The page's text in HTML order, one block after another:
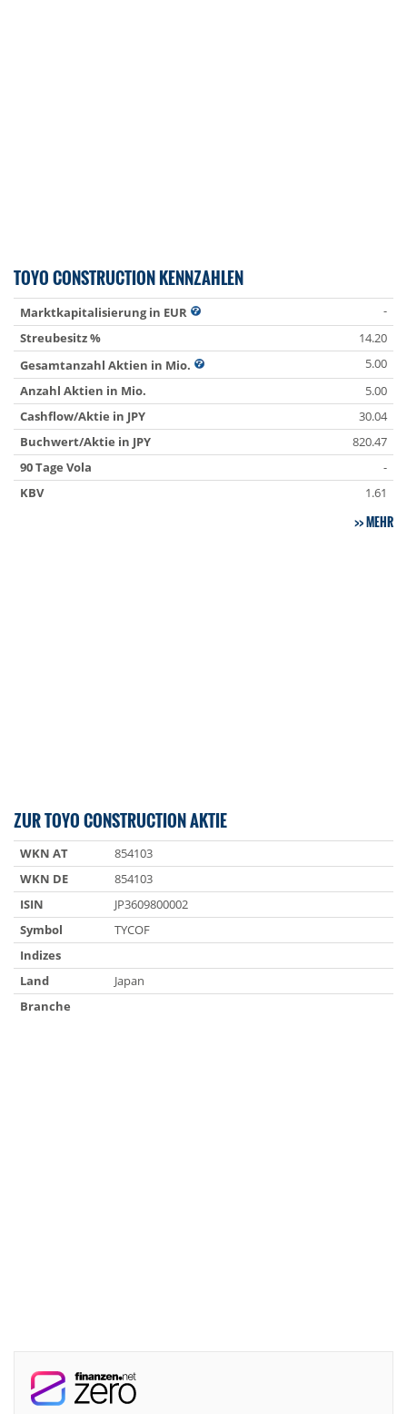
TOYO CONSTRUCTION KENNZAHLEN
Marktkapitalisierung in EUR
-
Streubesitz %
14.20
Gesamtanzahl Aktien in Mio.
5.00
Anzahl Aktien in Mio.
5.00
Cashflow/Aktie in JPY
30.04
Buchwert/Aktie in JPY
820.47
90 Tage Vola
-
KBV
1.61
MEHR
ZUR TOYO CONSTRUCTION AKTIE
WKN AT
854103
WKN DE
854103
ISIN
JP3609800002
Symbol
TYCOF
Indizes
Land
Japan
Branche